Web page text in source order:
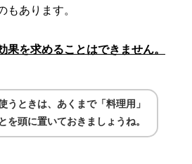
もあります。
果を求めることはできません。
うときは、あくまで「料理用」
を頭に置いておきましょうね。